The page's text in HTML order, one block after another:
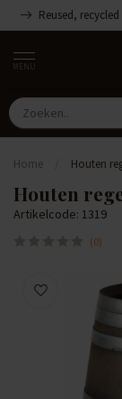
Reused,
MENU
Home Houten
Houten
Artikelcode: 1319
(0)